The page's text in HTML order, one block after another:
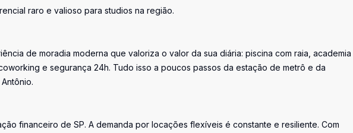
raro e valioso para studios na região.
de moradia moderna que valoriza o valor da sua diária: piscina com raia, academia
e segurança 24h. Tudo isso a poucos passos da estação de metrô e da
financeiro de SP. A demanda por locações flexíveis é constante e resiliente. Com